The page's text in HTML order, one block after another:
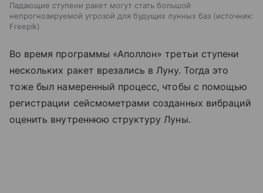
Падающие ступени ракет могут стать большой
непрогнозируемой угрозой для будущих лунных баз
источник:
Freepik
Во время программы «Аполлон» третьи ступени
нескольких ракет врезались в Луну. Тогда это
тоже был намеренный процесс, чтобы с помощью
регистрации сейсмометрами созданных вибраций
оценить внутреннюю структуру Луны.